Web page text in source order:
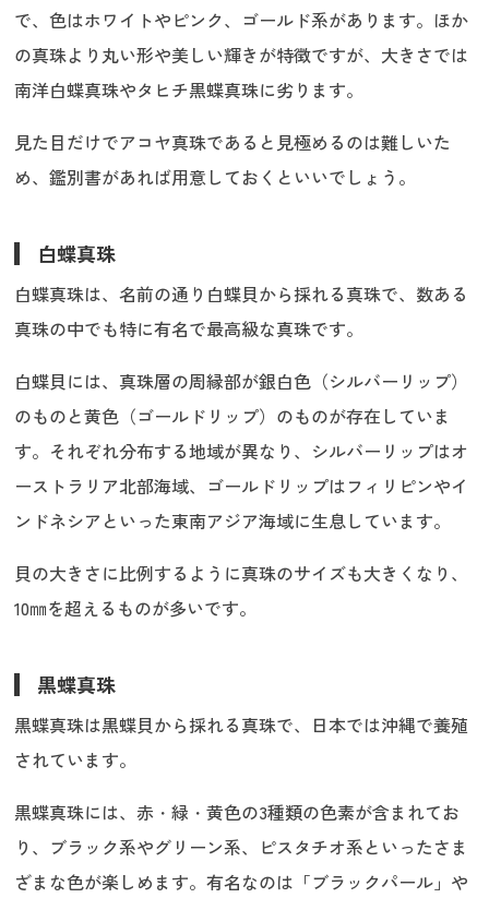
で、色はホワイトやピンク、ゴールド系があります。ほか
の真珠より丸い形や美しい輝きが特徴ですが、大きさでは
南洋白蝶真珠やタヒチ黒蝶真珠に劣ります。
見た目だけでアコヤ真珠であると見極めるのは難しいた
め、鑑別書があれば用意しておくといいでしょう。
白蝶真珠
白蝶真珠は、名前の通り白蝶貝から採れる真珠で、数ある
真珠の中でも特に有名で最高級な真珠です。
白蝶貝には、真珠層の周縁部が銀白色（シルバーリップ）
のものと黄色（ゴールドリップ）のものが存在していま
す。それぞれ分布する地域が異なり、シルバーリップはオ
ーストラリア北部海域、ゴールドリップはフィリピンやイ
ンドネシアといった東南アジア海域に生息しています。
貝の大きさに比例するように真珠のサイズも大きくなり、
10㎜を超えるものが多いです。
黒蝶真珠
黒蝶真珠は黒蝶貝から採れる真珠で、日本では沖縄で養殖
されています。
黒蝶真珠には、赤・緑・黄色の3種類の色素が含まれてお
り、ブラック系やグリーン系、ピスタチオ系といったさま
ざまな色が楽しめます。有名なのは「ブラックパール」や